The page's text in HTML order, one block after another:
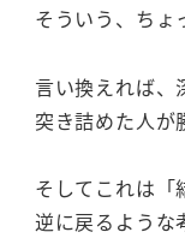
そういう、ち
言い換えれば、
突き詰めた人が
そしてこれは「
逆に戻るような